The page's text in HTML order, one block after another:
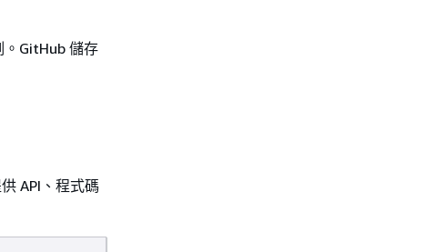
GitHub 儲存
API、程式碼